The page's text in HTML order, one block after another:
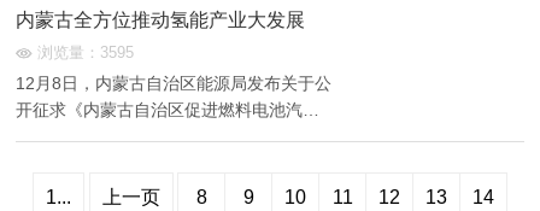
办召开发布会，...
内蒙古全方位推动氢能产业大发展
浏览量：3595
12月8日，内蒙古自治区能源局发布关于公
开征求《内蒙古自治区促进燃料电池汽车
1... 上一页 8 9 10 11 12 13 14